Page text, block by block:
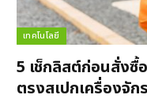
เทคโนโลยี
5 เช็กลิสต์ก่อนสั่งซื้
ตรงสเปกเครื่องจักร